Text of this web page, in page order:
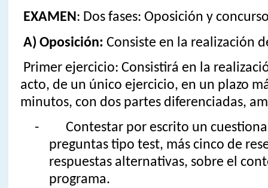
EXAMEN: Dos fases: Oposición y
A) Oposición: Consiste en la realización
Primer ejercicio: Consistirá en la
acto, de un único ejercicio, en un plazo
minutos, con dos partes diferenciadas,
- Contestar por escrito un
preguntas tipo test, más cinco de
respuestas alternativas, sobre el
programa.